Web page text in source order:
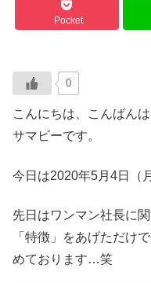
Pocket
0
こんにちは、こんばんは
サマビーです。
今日は2020年5月4日（
先日はワンマン社長に
「特徴」をあげただけ
めております…笑